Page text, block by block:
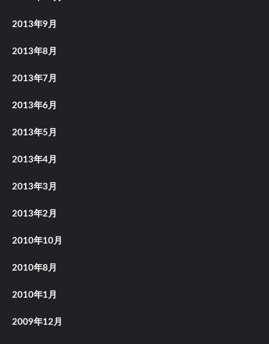
2013年9月
2013年8月
2013年7月
2013年6月
2013年5月
2013年4月
2013年3月
2013年2月
2010年10月
2010年8月
2010年1月
2009年12月